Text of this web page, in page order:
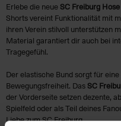
Erlebe die neue SC Freiburg
Shorts vereint Funktionalität mit
ihren Verein stilvoll unterstützen
Material garantiert dir auch bei
Tragegefühl.
Der elastische Bund sorgt für
Bewegungsfreiheit. Das SC
der Vorderseite setzen dezente,
Spielfeld oder als Teil deines
Liebe zum SC Freiburg.